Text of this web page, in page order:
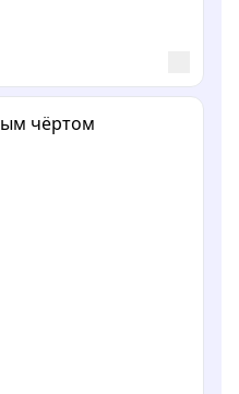
чёртом